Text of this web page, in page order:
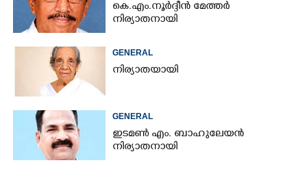
കെ.എം.നൂർദ്ദീൻ മേത്തർ
നിര്യാതനായി
GENERAL
നിര്യാതയായി
GENERAL
ഇടമൺ എം. ബാഹുലേയൻ
നിര്യാതനായി